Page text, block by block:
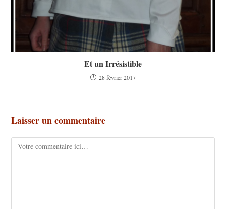
Et un Irrésistible
28 février 2017
Laisser un commentaire